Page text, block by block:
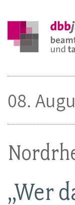
„Wer
08.